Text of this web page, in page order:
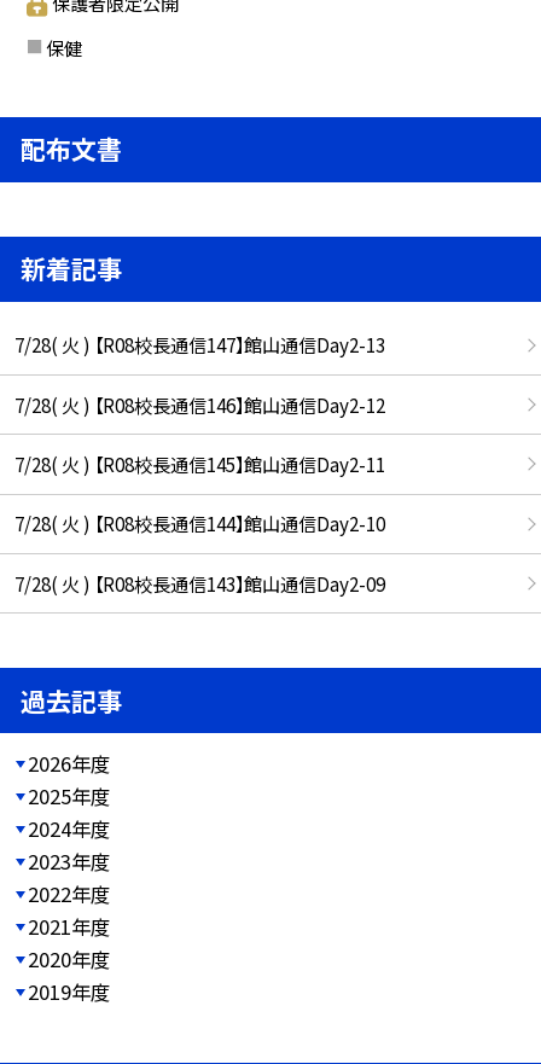
保健
配布文書
新着記事
7/28( 火 ) 【R08校長通信147】館山通信Day2-13
7/28( 火 ) 【R08校長通信146】館山通信Day2-12
7/28( 火 ) 【R08校長通信145】館山通信Day2-11
7/28( 火 ) 【R08校長通信144】館山通信Day2-10
7/28( 火 ) 【R08校長通信143】館山通信Day2-09
過去記事
2026年度
2025年度
2024年度
2023年度
2022年度
2021年度
2020年度
2019年度